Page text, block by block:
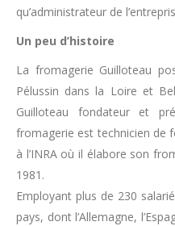
qu’administrateur de
Un peu d’histoire
La fromagerie Guilloteau
Pélussin dans la Loire et
Guilloteau fondateur et
fromagerie est technicien de
à l’INRA où il élabore son
1981.
Employant plus de 230
pays, dont l’Allemagne,